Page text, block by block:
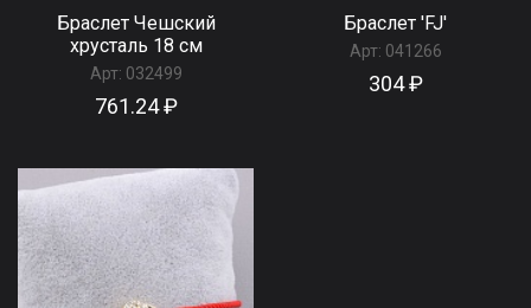
Браслет Чешский
хрусталь 18 см
Арт: 032499
761.24 ₽
Браслет 'FJ'
Арт: 041266
304 ₽